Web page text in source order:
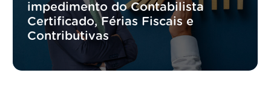
impedimento do Contabilista
Certificado, Férias Fiscais e
Contributivas